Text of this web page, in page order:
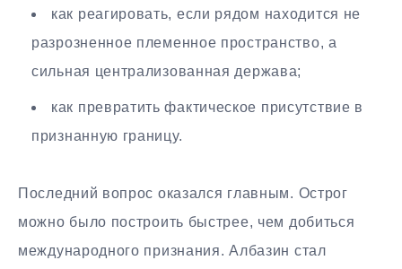
как реагировать, если рядом находится не
разрозненное племенное пространство, а
сильная централизованная держава;
как превратить фактическое присутствие в
признанную границу.
Последний вопрос оказался главным. Острог
можно было построить быстрее, чем добиться
международного признания. Албазин стал